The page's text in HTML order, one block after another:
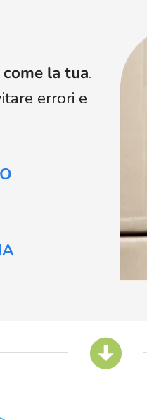
come la tua.
errori e